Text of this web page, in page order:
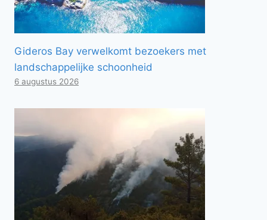
Gideros Bay verwelkomt bezoekers met
landschappelijke schoonheid
6 augustus 2026